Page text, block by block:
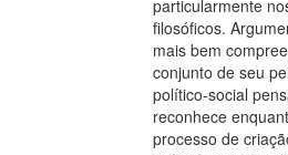
particularmente
filosóficos.
mais bem
conjunto de seu
político-social
reconhece
processo de